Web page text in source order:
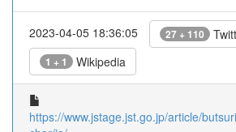
2023-04-05 18:36:05 27 + 110
1 + 1 Wikipedia
https://www.jstage.jst.go.jp/article/